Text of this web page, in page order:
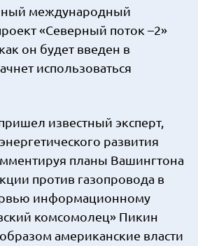
международный
«Северный поток –2»
он будет введен в
использоваться
известный эксперт,
развития
планы Вашингтона
против газопровода в
информационному
комсомолец» Пикин
американские власти